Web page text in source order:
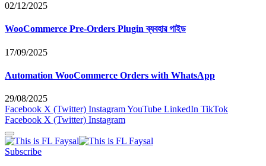
02/12/2025
WooCommerce Pre-Orders Plugin ব্যবহার গাইড
17/09/2025
Automation WooCommerce Orders with WhatsApp
29/08/2025
Facebook X (Twitter) InstagramYouTube LinkedIn TikTok
Facebook X (Twitter) Instagram
Subscribe